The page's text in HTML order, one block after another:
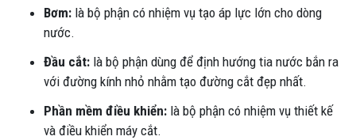
Bơm: là bộ phận có nhiệm vụ tạo áp lực lớn cho dòng
nước.
Đầu cắt: là bộ phận dùng để định hướng tia nước bắn ra
với đường kính nhỏ nhằm tạo đường cắt đẹp nhất.
Phần mềm điều khiển: là bộ phận có nhiệm vụ thiết kế
và điều khiển máy cắt.